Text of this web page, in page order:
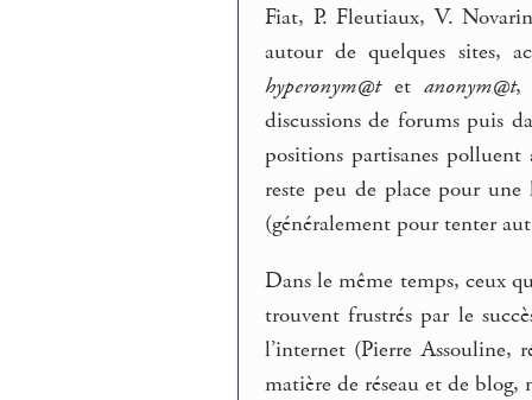
Fiat, P. Fleutiaux, V.
autour de quelques sites,
hyperonym@tetanonym@t,
discussions de forums puis
positions partisanes
reste peu de place pour
(généralement pour tenter
Dans le même temps, ceux
trouvent frustrés par le
l’internet (Pierre Assouline,
matière de réseau et de blog,